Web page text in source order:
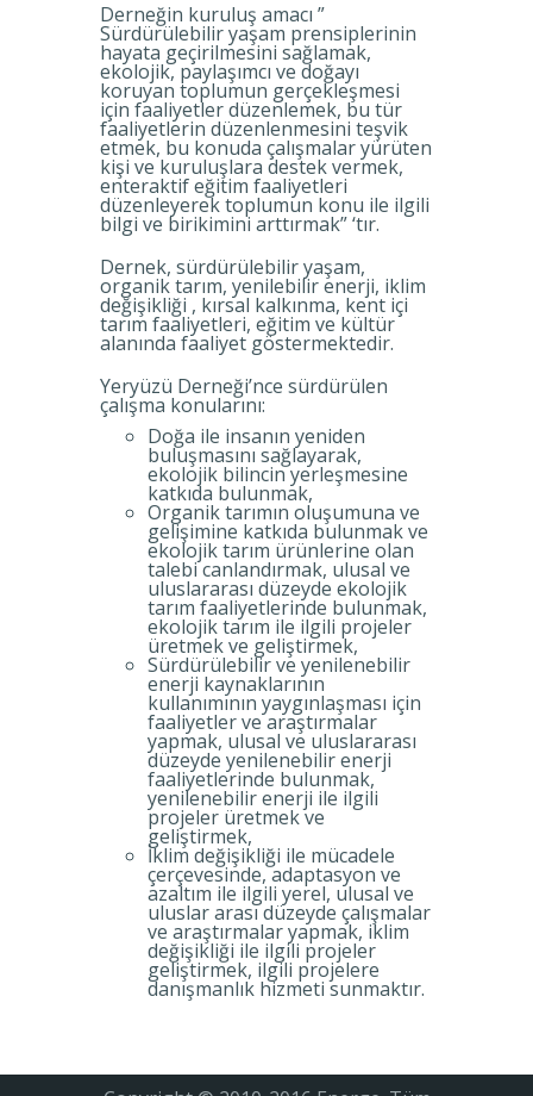
Derneğin kuruluş amacı ”
Sürdürülebilir yaşam prensiplerinin
hayata geçirilmesini sağlamak,
ekolojik, paylaşımcı ve doğayı
koruyan toplumun gerçekleşmesi
için faaliyetler düzenlemek, bu tür
faaliyetlerin düzenlenmesini teşvik
etmek, bu konuda çalışmalar yürüten
kişi ve kuruluşlara destek vermek,
enteraktif eğitim faaliyetleri
düzenleyerek toplumun konu ile ilgili
bilgi ve birikimini arttırmak” ‘tır.
Dernek, sürdürülebilir yaşam,
organik tarım, yenilebilir enerji, iklim
değişikliği , kırsal kalkınma, kent içi
tarım faaliyetleri, eğitim ve kültür
alanında faaliyet göstermektedir.
Yeryüzü Derneği’nce sürdürülen
çalışma konularını:
Doğa ile insanın yeniden
buluşmasını sağlayarak,
ekolojik bilincin yerleşmesine
katkıda bulunmak,
Organik tarımın oluşumuna ve
gelişimine katkıda bulunmak ve
ekolojik tarım ürünlerine olan
talebi canlandırmak, ulusal ve
uluslararası düzeyde ekolojik
tarım faaliyetlerinde bulunmak,
ekolojik tarım ile ilgili projeler
üretmek ve geliştirmek,
Sürdürülebilir ve yenilenebilir
enerji kaynaklarının
kullanımının yaygınlaşması için
faaliyetler ve araştırmalar
yapmak, ulusal ve uluslararası
düzeyde yenilenebilir enerji
faaliyetlerinde bulunmak,
yenilenebilir enerji ile ilgili
projeler üretmek ve
geliştirmek,
İklim değişikliği ile mücadele
çerçevesinde, adaptasyon ve
azaltım ile ilgili yerel, ulusal ve
uluslar arası düzeyde çalışmalar
ve araştırmalar yapmak, iklim
değişikliği ile ilgili projeler
geliştirmek, ilgili projelere
danışmanlık hizmeti sunmaktır.